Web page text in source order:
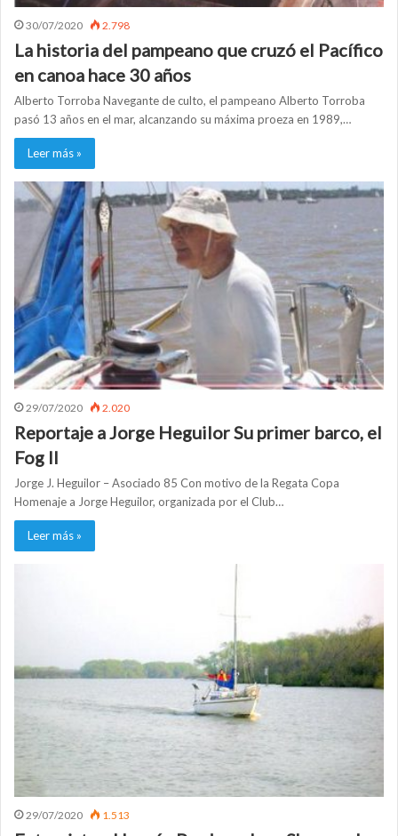
30/07/2020 2.798
La historia del pampeano que cruzó el Pacífico
en canoa hace 30 años
Alberto Torroba Navegante de culto, el pampeano Alberto Torroba
pasó 13 años en el mar, alcanzando su máxima proeza en 1989,…
Leer más »
29/07/2020 2.020
Reportaje a Jorge Heguilor Su primer barco, el
Fog II
Jorge J. Heguilor – Asociado 85 Con motivo de la Regata Copa
Homenaje a Jorge Heguilor, organizada por el Club…
Leer más »
29/07/2020 1.513